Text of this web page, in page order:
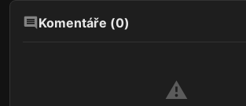
Komentáře (0)
⚠️